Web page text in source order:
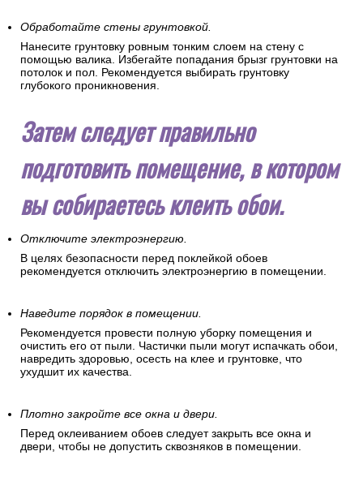
Обработайте стены грунтовкой.
Нанесите грунтовку ровным тонким слоем на стену с
помощью валика. Избегайте попадания брызг грунтовки на
потолок и пол. Рекомендуется выбирать грунтовку
глубокого проникновения.
Затем следует правильно
подготовить помещение, в котором
вы собираетесь клеить обои.
Отключите электроэнергию.
В целях безопасности перед поклейкой обоев
рекомендуется отключить электроэнергию в помещении.
Наведите порядок в помещении.
Рекомендуется провести полную уборку помещения и
очистить его от пыли. Частички пыли могут испачкать обои,
навредить здоровью, осесть на клее и грунтовке, что
ухудшит их качества.
Плотно закройте все окна и двери.
Перед оклеиванием обоев следует закрыть все окна и
двери, чтобы не допустить сквозняков в помещении.